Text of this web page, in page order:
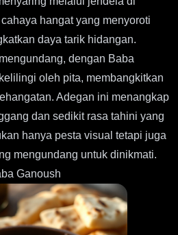
hangat yang menyoroti
daya tarik hidangan.
dengan Baba
oleh pita, membangkitkan
Adegan ini menangkap
dan sedikit rasa tahini yang
hanya pesta visual tetapi juga
mengundang untuk dinikmati.
Ganoush